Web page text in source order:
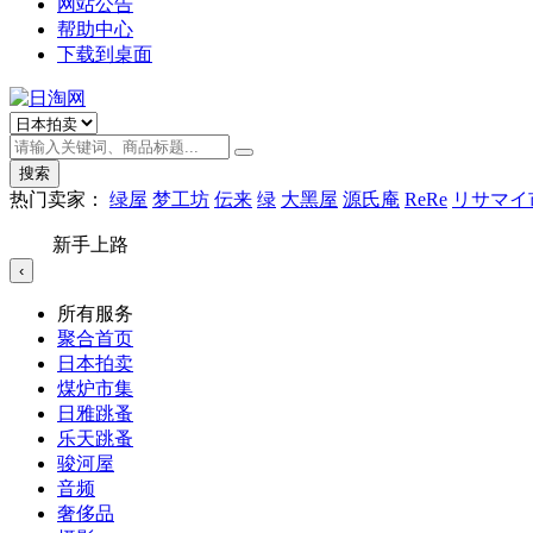
网站公告
帮助中心
下载到桌面
搜索
热门卖家： 绿屋 梦工坊 伝来 绿 大黑屋 源氏庵 ReRe リサマ
新手上路
‹
所有服务
聚合首页
日本拍卖
煤炉市集
日雅跳蚤
乐天跳蚤
骏河屋
音频
奢侈品